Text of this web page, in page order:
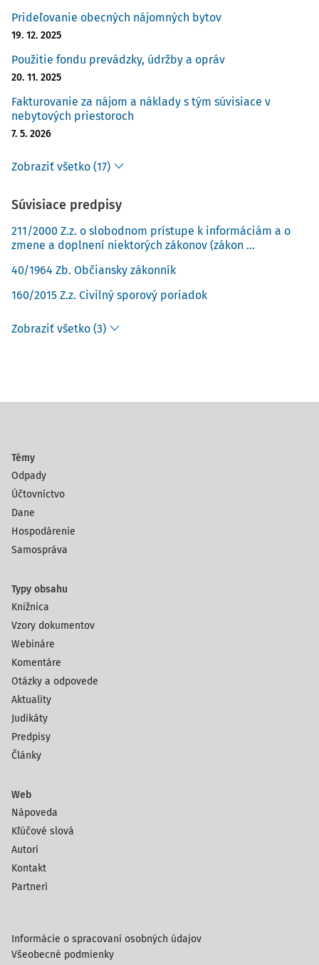
Prideľovanie obecných nájomných bytov
19. 12. 2025
Použitie fondu prevádzky, údržby a opráv
20. 11. 2025
Fakturovanie za nájom a náklady s tým súvisiace v
nebytových priestoroch
7. 5. 2026
Zobraziť všetko (17)
Súvisiace predpisy
211/2000 Z.z. o slobodnom prístupe k informáciám a o
zmene a doplnení niektorých zákonov (zákon ...
40/1964 Zb. Občiansky zákonník
160/2015 Z.z. Civilný sporový poriadok
Zobraziť všetko (3)
Témy
Odpady
Účtovníctvo
Dane
Hospodárenie
Samospráva
Typy obsahu
Knižnica
Vzory dokumentov
Webináre
Komentáre
Otázky a odpovede
Aktuality
Judikáty
Predpisy
Články
Web
Nápoveda
Kľúčové slová
Autori
Kontakt
Partneri
Informácie o spracovaní osobných údajov
Všeobecné podmienky